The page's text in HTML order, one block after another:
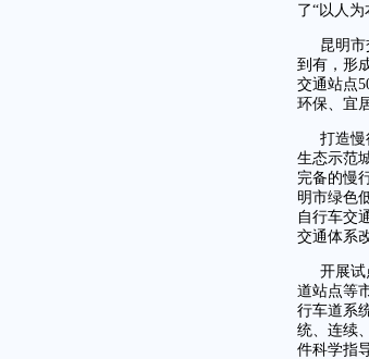
了“以人
昆明
到有，形
交通站点
环保、宜
打造
生态示范
完备的慢
明市绿色
自行车交
交通体系
开展
道站点等
行车道系
统、连续
件科学指